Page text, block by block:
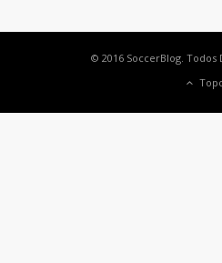
© 2016 SoccerBlog. Todos